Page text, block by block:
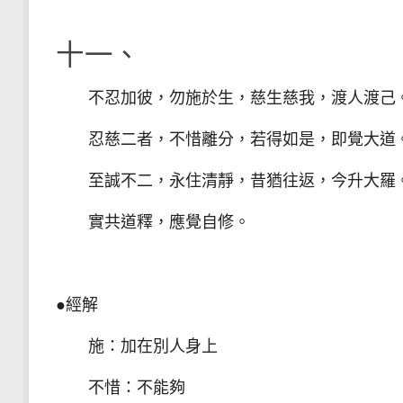
十一、
不忍加彼，勿施於生，慈生慈我，渡人渡己
忍慈二者，不惜離分，若得如是，即覺大道
至誠不二，永住清靜，昔猶往返，今升大羅
實共道釋，應覺自修。
●經解
施：加在別人身上
不惜：不能夠